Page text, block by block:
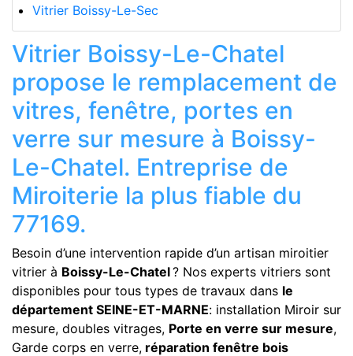
Vitrier Boissy-Le-Sec
Vitrier Boissy-Le-Chatel
propose le remplacement de
vitres, fenêtre, portes en
verre sur mesure à Boissy-
Le-Chatel. Entreprise de
Miroiterie la plus fiable du
77169.
Besoin d’une intervention rapide d’un artisan miroitier
vitrier à Boissy-Le-Chatel? Nos experts vitriers sont
disponibles pour tous types de travaux dans le
département SEINE-ET-MARNE: installation Miroir sur
mesure, doubles vitrages, Porte en verre sur mesure,
Garde corps en verre, réparation fenêtre bois